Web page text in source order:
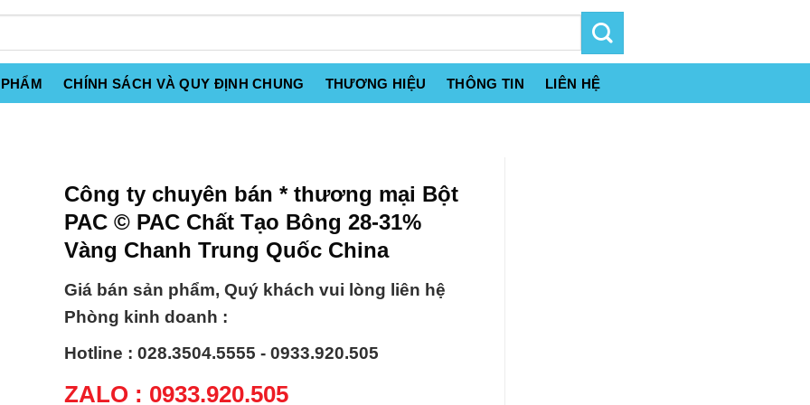
CHÍNH SÁCH VÀ QUY ĐỊNH CHUNG THƯƠNG HIỆU THÔNG TIN LIÊN HỆ
Công ty chuyên bán * thương mại Bột
PAC © PAC Chất Tạo Bông 28-31%
Vàng Chanh Trung Quốc China
Giá bán sản phẩm, Quý khách vui lòng liên hệ
Phòng kinh doanh :
Hotline : 028.3504.5555 - 0933.920.505
ZALO : 0933.920.505